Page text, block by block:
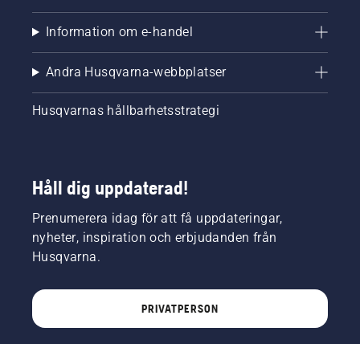
Information om e-handel
Andra Husqvarna-webbplatser
Husqvarnas hållbarhetsstrategi
Håll dig uppdaterad!
Prenumerera idag för att få uppdateringar,
nyheter, inspiration och erbjudanden från
Husqvarna.
PRIVATPERSON